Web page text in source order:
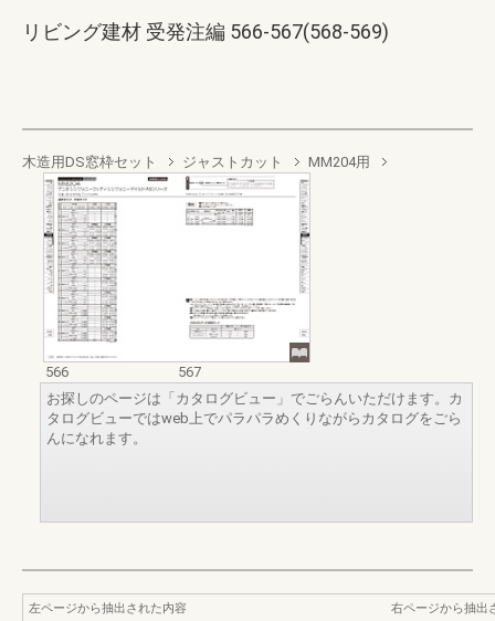
リビング建材 受発注編 566-567(568-569)
木造用DS窓枠セット ジャストカット MM204用
566
567
お探しのページは「カタログビュー」でごらんいただけます。カ
タログビューではweb上でパラパラめくりながらカタログをごら
んになれます。
左ページから抽出された内容
右ページから抽出